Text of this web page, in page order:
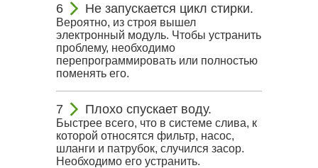
Не запускается цикл стирки.
Вероятно, из строя вышел
электронный модуль. Чтобы устранить
проблему, необходимо
перепрограммировать или полностью
поменять его.
Плохо спускает воду.
Быстрее всего, что в системе слива, к
которой относятся фильтр, насос,
шланги и патрубок, случился засор.
Необходимо его устранить.